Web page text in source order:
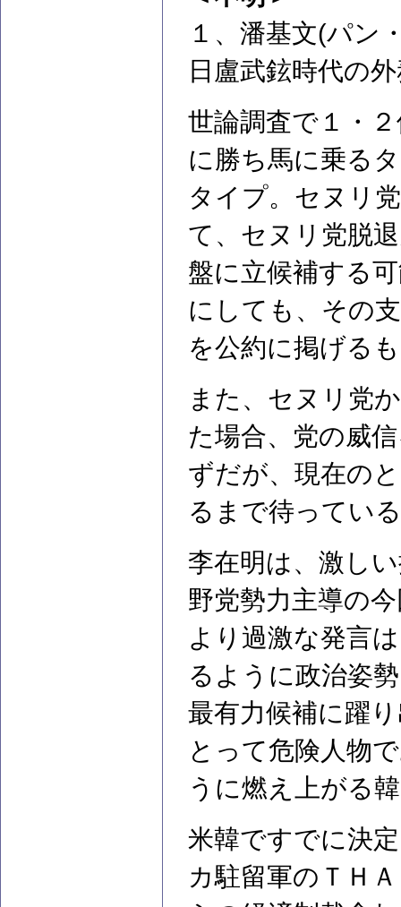
１、潘基文(パン
日盧武鉉時代の
世論調査で１・
に勝ち馬に乗る
タイプ。セヌリ
て、セヌリ党脱
盤に立候補する
にしても、その
を公約に掲げる
また、セヌリ党
た場合、党の威
ずだが、現在の
るまで待ってい
李在明は、激し
野党勢力主導の
より過激な発言
るように政治姿
最有力候補に躍
とって危険人物
うに燃え上がる
米韓ですでに決
カ駐留軍のＴＨ